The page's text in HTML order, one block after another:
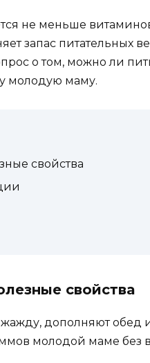
не меньше
запас питательных
о том, можно ли
молодую маму.
свойства
свойства
жажду, дополняют
молодой маме без